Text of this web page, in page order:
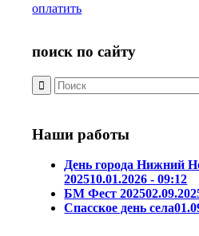
оплатить
поиск по сайту
Наши работы
День города Нижний
202510.01.2026 - 09:12
БМ Фест 2025
Спасское день села